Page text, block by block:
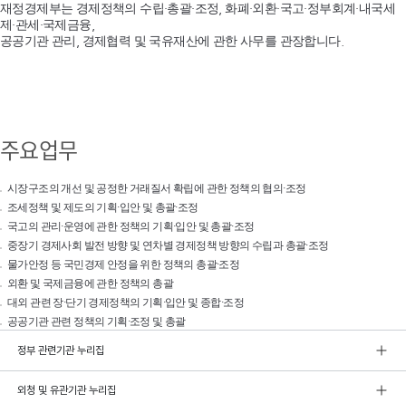
재정경제부는 경제정책의 수립·총괄·조정, 화폐·외환·국고·정부회계·내국세
제·관세·국제금융,
공공기관 관리, 경제협력 및 국유재산에 관한 사무를 관장합니다.
주요업무
시장구조의 개선 및 공정한 거래질서 확립에 관한 정책의 협의·조정
조세정책 및 제도의 기획·입안 및 총괄·조정
국고의 관리·운영에 관한 정책의 기획·입안 및 총괄·조정
중장기 경제사회 발전 방향 및 연차별 경제정책 방향의 수립과 총괄·조정
물가안정 등 국민경제 안정을 위한 정책의 총괄·조정
외환 및 국제금융에 관한 정책의 총괄
대외 관련 장·단기 경제정책의 기획·입안 및 종합·조정
공공기관 관련 정책의 기획·조정 및 총괄
정부 관련기관 누리집
외청 및 유관기관 누리집